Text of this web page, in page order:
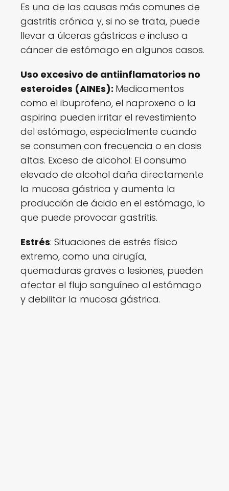
Es una de las causas más comunes de
gastritis crónica y, si no se trata, puede
llevar a úlceras gástricas e incluso a
cáncer de estómago en algunos casos.
Uso excesivo de antiinflamatorios no
esteroides (AINEs): Medicamentos
como el ibuprofeno, el naproxeno o la
aspirina pueden irritar el revestimiento
del estómago, especialmente cuando
se consumen con frecuencia o en dosis
altas. Exceso de alcohol: El consumo
elevado de alcohol daña directamente
la mucosa gástrica y aumenta la
producción de ácido en el estómago, lo
que puede provocar gastritis.
Estrés: Situaciones de estrés físico
extremo, como una cirugía,
quemaduras graves o lesiones, pueden
afectar el flujo sanguíneo al estómago
y debilitar la mucosa gástrica.